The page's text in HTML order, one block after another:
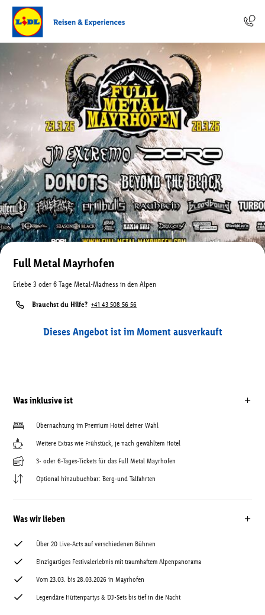
Full Metal Mayrhofen
Erlebe 3 oder 6 Tage Metal-Madness in den Alpen
Brauchst du Hilfe? +41 43 508 56 56
Dieses Angebot ist im Moment ausverkauft
Was inklusive ist
Übernachtung im Premium Hotel deiner Wahl
Weitere Extras wie Frühstück, je nach gewähltem Hotel
3- oder 6-Tages-Tickets für das Full Metal Mayrhofen
Optional hinzubuchbar: Berg-und Talfahrten
Was wir lieben
Über 20 Live-Acts auf verschiedenen Bühnen
Einzigartiges Festivalerlebnis mit traumhaftem Alpenpanorama
Vom 23.03. bis 28.03.2026 in Mayrhofen
Legendäre Hüttenpartys & DJ-Sets bis tief in die Nacht